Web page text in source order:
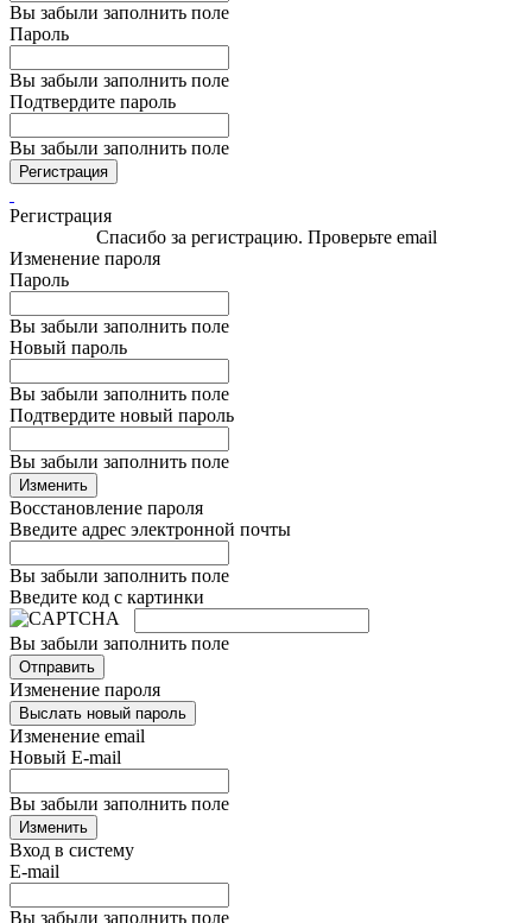
Вы забыли заполнить поле
Пароль
Вы забыли заполнить поле
Подтвердите пароль
Вы забыли заполнить поле
Регистрация
Регистрация
Спасибо за регистрацию. Проверьте email
Изменение пароля
Пароль
Вы забыли заполнить поле
Новый пароль
Вы забыли заполнить поле
Подтвердите новый пароль
Вы забыли заполнить поле
Изменить
Восстановление пароля
Введите адрес электронной почты
Вы забыли заполнить поле
Введите код с картинки
Вы забыли заполнить поле
Отправить
Изменение пароля
Выслать новый пароль
Изменение email
Новый E-mail
Вы забыли заполнить поле
Изменить
Вход в систему
E-mail
Вы забыли заполнить поле